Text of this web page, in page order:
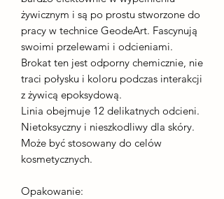
żywicznym i są po prostu stworzone do
pracy w technice GeodeArt. Fascynują
swoimi przelewami i odcieniami.
Brokat ten jest odporny chemicznie, nie
traci połysku i koloru podczas interakcji
z żywicą epoksydową.
Linia obejmuje 12 delikatnych odcieni.
Nietoksyczny i nieszkodliwy dla skóry.
Może być stosowany do celów
kosmetycznych.
Opakowanie: